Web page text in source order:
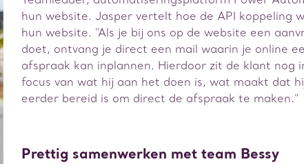
hun website. Jasper vertelt hoe de API koppeling
hun website. "Als je bij ons op de website een
doet, ontvang je direct een mail waarin je online
afspraak kan inplannen. Hierdoor zit de klant nog
focus van wat hij aan het doen is, wat maakt dat
eerder bereid is om direct de afspraak te maken."
Prettig samenwerken met team Bessy